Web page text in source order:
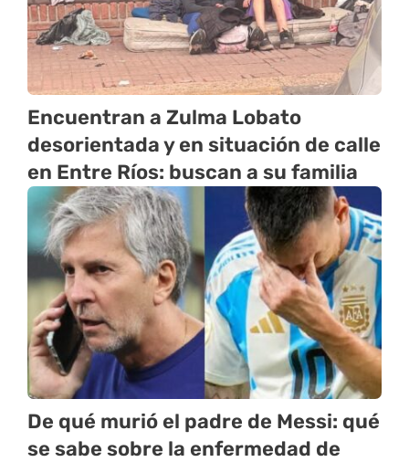
Encuentran a Zulma Lobato
desorientada y en situación de calle
en Entre Ríos: buscan a su familia
De qué murió el padre de Messi: qué
se sabe sobre la enfermedad de